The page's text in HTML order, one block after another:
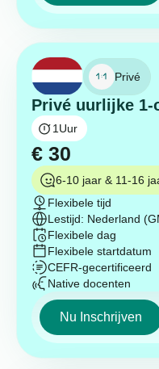
Privé
Privé uurlijke 1-
1Uur
€ 30
6-10 jaar & 11-16
Flexibele tijd
Lestijd: Nederland
Flexibele dag
Flexibele startdatum
CEFR-gecertificeerd
Native docenten
Nu Inschrijven